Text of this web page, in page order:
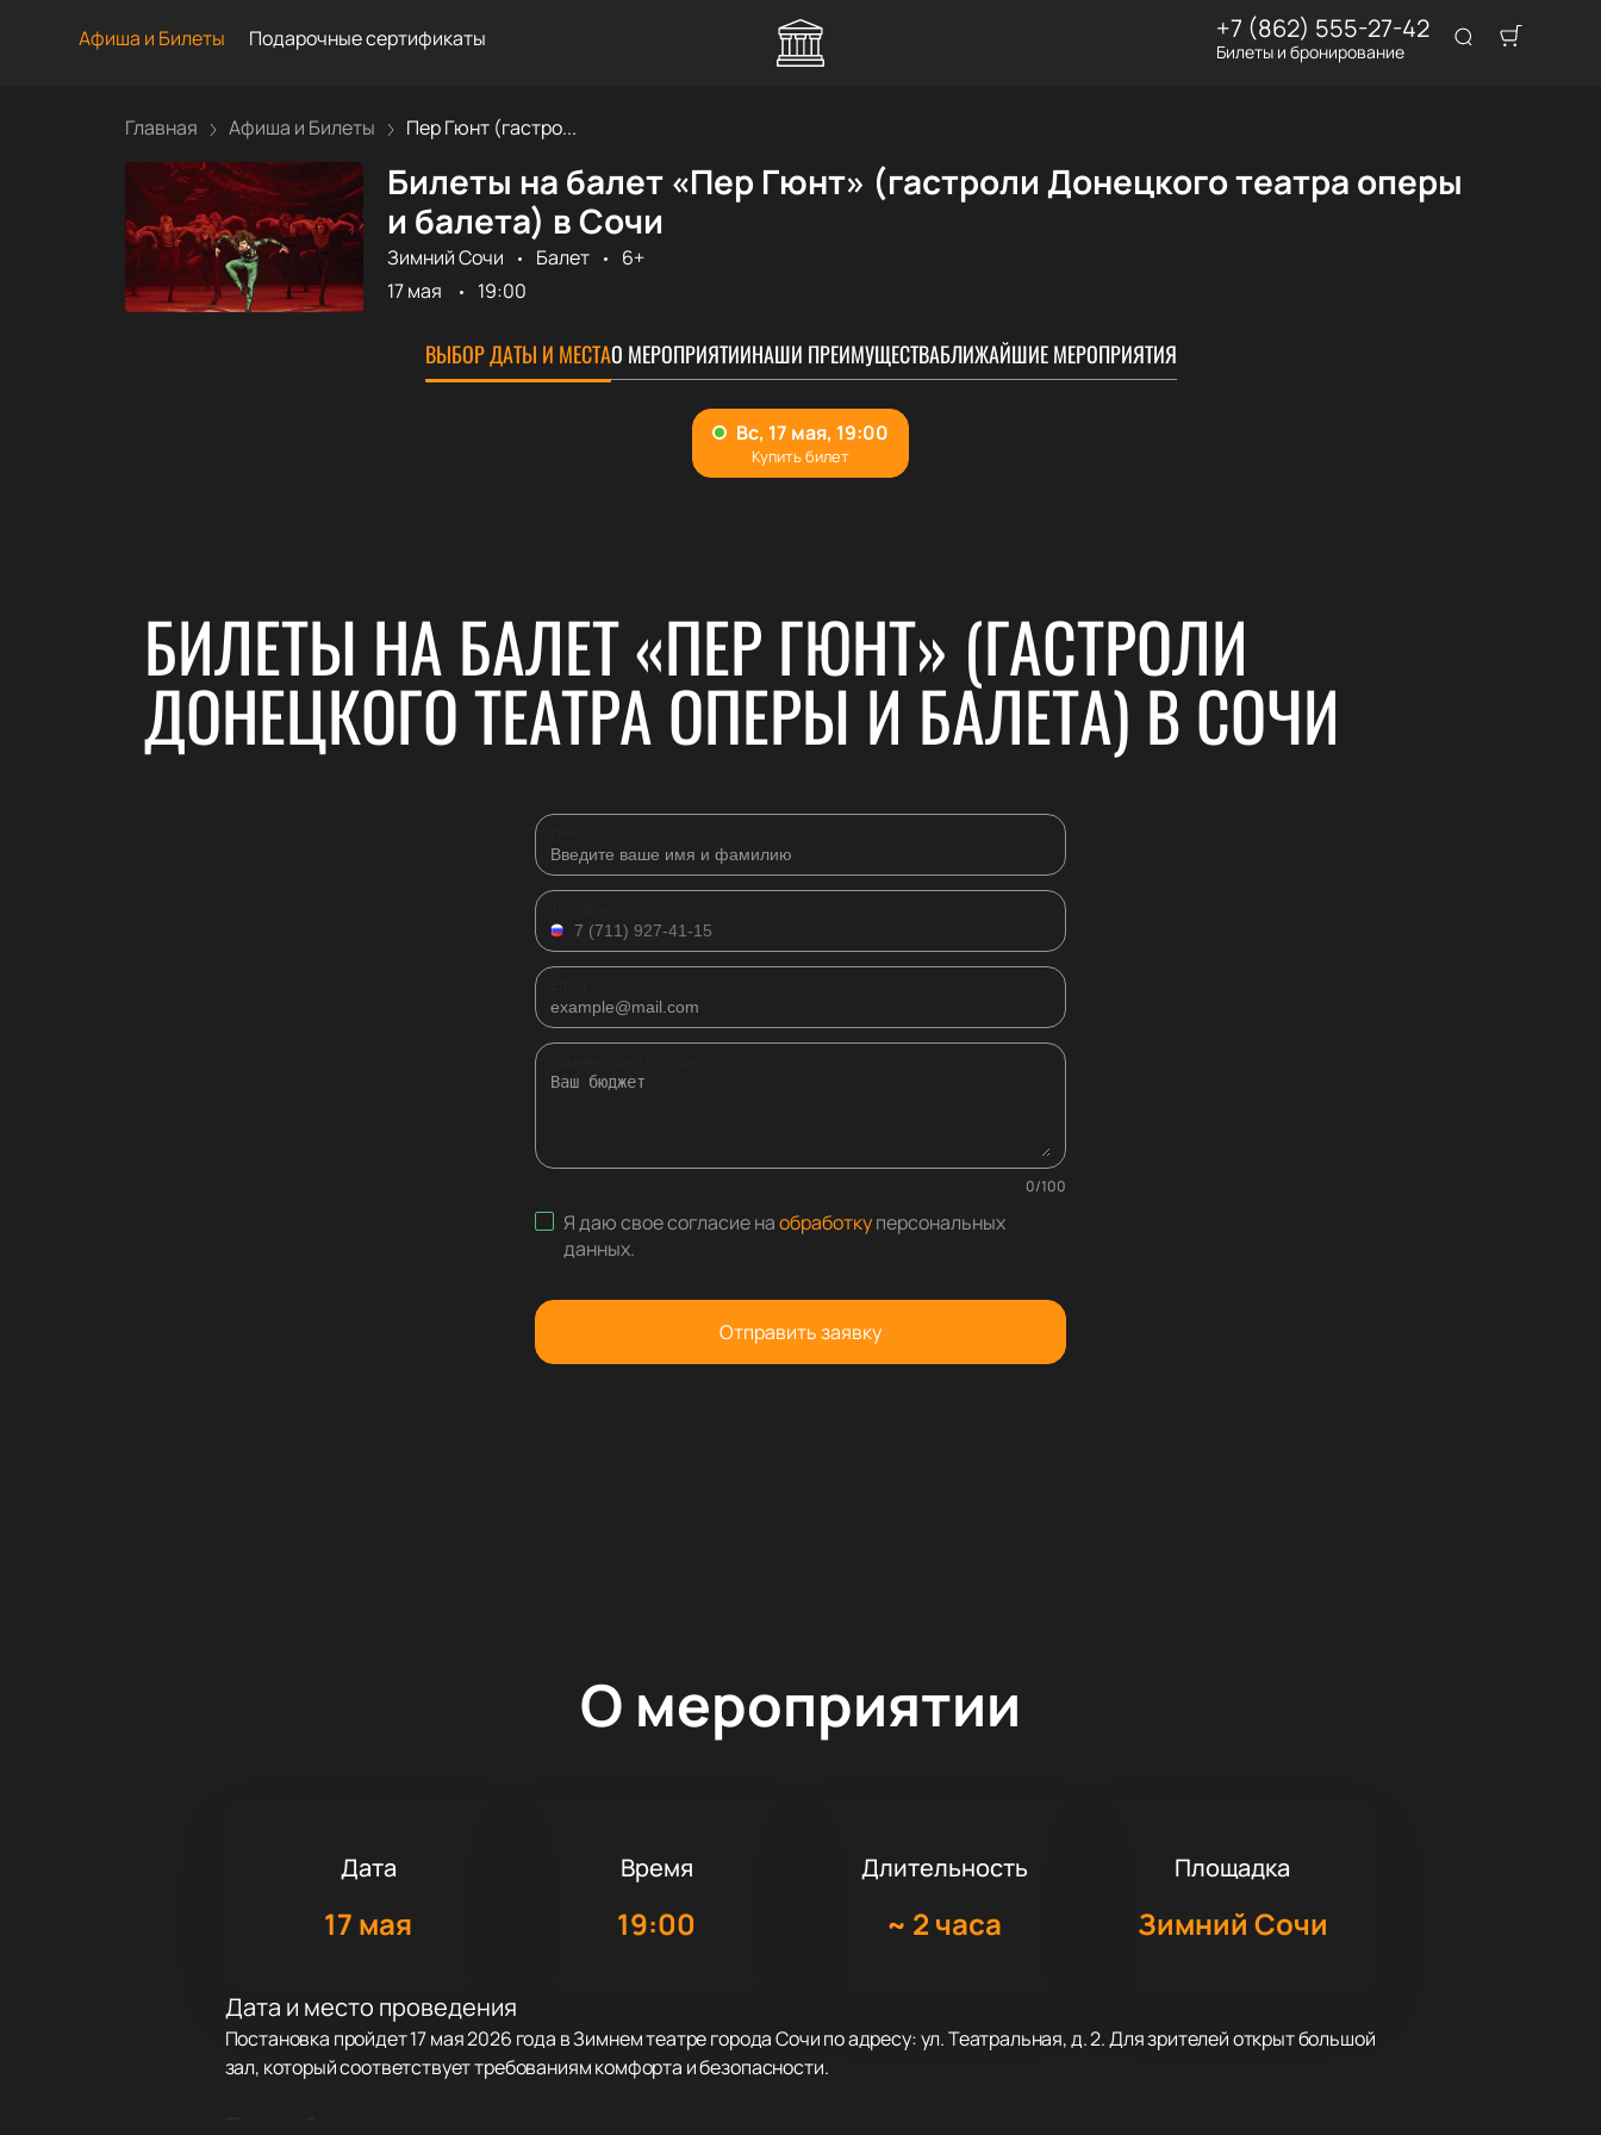
Афиша и Билеты Подарочные сертификаты +7 (862) 555-27-42
Билеты и бронирование
Главная Афиша и Билеты Пер Гюнт (гастро...
Билеты на балет «Пер Гюнт» (гастроли Донецкого театра оперы
и балета) в Сочи
Зимний Сочи Балет
6+
17 мая
19:00
ВЫБОР ДАТЫ И МЕСТАО МЕРОПРИЯТИИНАШИ ПРЕИМУЩЕСТВАБЛИЖАЙШИЕ МЕРОПРИЯТИЯ
БИЛЕТЫ НА БАЛЕТ «ПЕР ГЮНТ» (ГАСТРОЛИ
ДОНЕЦКОГО ТЕАТРА ОПЕРЫ И БАЛЕТА) В СОЧИ
0/100
Я даю свое согласие наобработкуперсональных
данных.
Отправить заявку
О мероприятии
Дата
17 мая
Время
19:00
Длительность
~ 2 часа
Площадка
Зимний Сочи
Дата и место проведения
Постановка пройдет 17 мая 2026 года в Зимнем театре города Сочи по адресу: ул. Театральная, д. 2. Для зрителей открыт большой
зал, который соответствует требованиям комфорта и безопасности.